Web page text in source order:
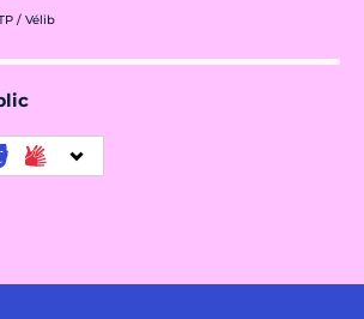
/ Vélib